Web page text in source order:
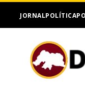
JORNALPOLÍTICA